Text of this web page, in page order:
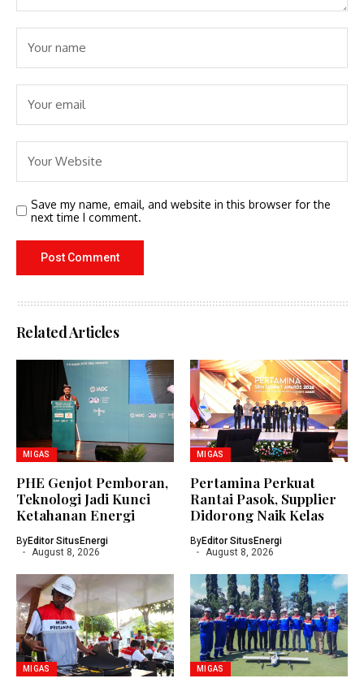
Save my name, email, and website in this browser for the
next time I comment.
Related Articles
MIGAS
PHE Genjot Pemboran,
Teknologi Jadi Kunci
Ketahanan Energi
ByEditor SitusEnergi
August 8, 2026
MIGAS
Pertamina Perkuat
Rantai Pasok, Supplier
Didorong Naik Kelas
ByEditor SitusEnergi
August 8, 2026
MIGAS MIGAS